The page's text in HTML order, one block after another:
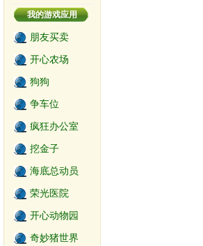
我的游戏应用
朋友买卖
开心农场
狗狗
争车位
疯狂办公室
挖金子
海底总动员
荣光医院
开心动物园
奇妙猪世界